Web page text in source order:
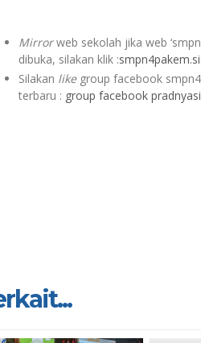
Mirrorweb sekolah jika web
dibuka, silakan klik :
Silakan likegroup facebook
terbaru : group facebook